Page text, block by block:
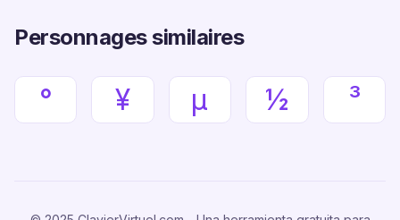
Personnages similaires
° ¥ µ ½ ³